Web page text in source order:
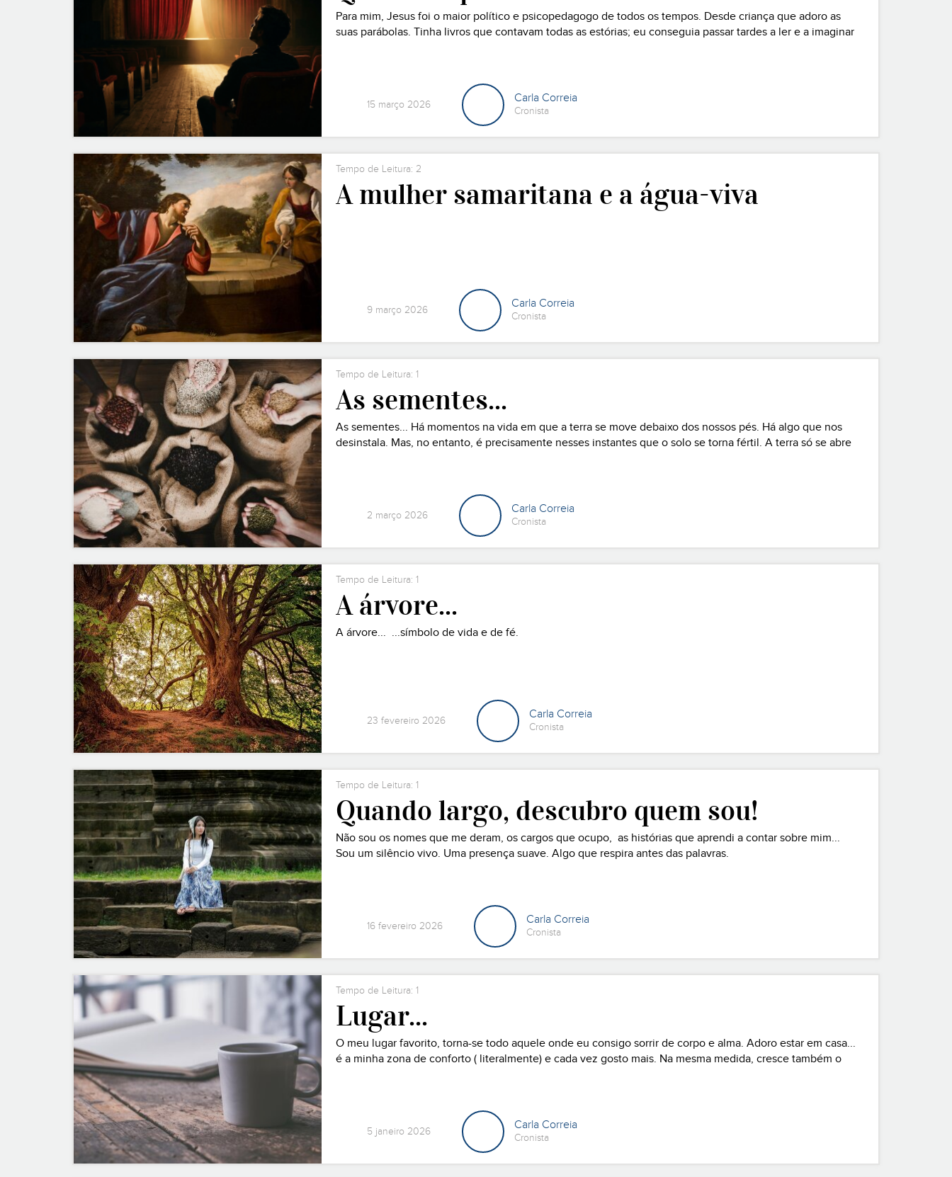
Para mim, Jesus foi o maior político e psicopedagogo de todos os tempos. Desde criança que adoro as
suas parábolas. Tinha livros que contavam todas as estórias; eu conseguia passar tardes a ler e a imaginar
15 março 2026
Carla Correia
Cronista
Tempo de Leitura: 2
A mulher samaritana e a água-viva
9 março 2026
Carla Correia
Cronista
Tempo de Leitura: 1
As sementes...
As sementes... Há momentos na vida em que a terra se move debaixo dos nossos pés. Há algo que nos
desinstala. Mas, no entanto, é precisamente nesses instantes que o solo se torna fértil. A terra só se abre
2 março 2026
Carla Correia
Cronista
Tempo de Leitura: 1
A árvore...
A árvore... ...símbolo de vida e de fé.
23 fevereiro 2026
Carla Correia
Cronista
Tempo de Leitura: 1
Quando largo, descubro quem sou!
Não sou os nomes que me deram, os cargos que ocupo, as histórias que aprendi a contar sobre mim...
Sou um silêncio vivo. Uma presença suave. Algo que respira antes das palavras.
16 fevereiro 2026
Carla Correia
Cronista
Tempo de Leitura: 1
Lugar...
O meu lugar favorito, torna-se todo aquele onde eu consigo sorrir de corpo e alma. Adoro estar em casa...
é a minha zona de conforto ( literalmente) e cada vez gosto mais. Na mesma medida, cresce também o
5 janeiro 2026
Carla Correia
Cronista